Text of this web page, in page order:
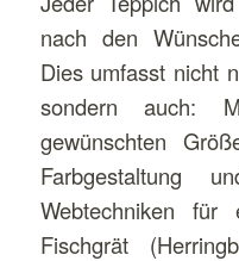
nach den
Dies umfasst nicht
sondern auch:
gewünschten
Farbgestaltung
Webtechniken für
Fischgrät